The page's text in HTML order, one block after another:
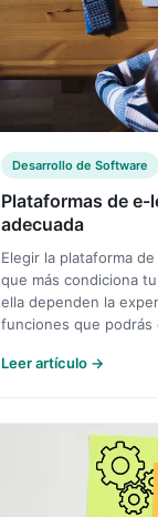
Desarrollo de Software
Plataformas de
adecuada
Elegir la plataforma
que más condiciona
ella dependen la
funciones que
Leer artículo →